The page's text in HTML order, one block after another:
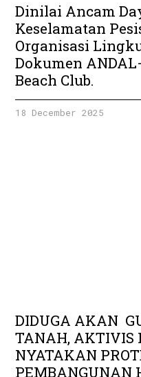
Dinilai Ancam
Keselamatan
Organisasi
Dokumen
Beach Club.
18 December 2025
DIDUGA AKAN
TANAH, AKTIVIS
NYATAKAN
PEMBANGUNAN